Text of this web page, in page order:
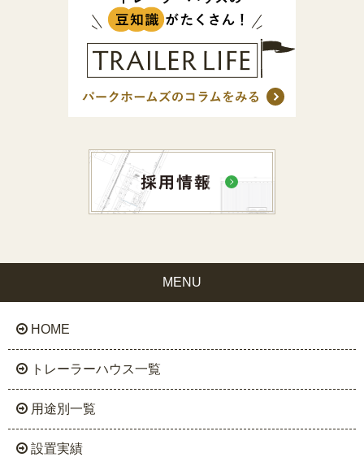
MENU
HOME
トレーラーハウス一覧
用途別一覧
設置実績